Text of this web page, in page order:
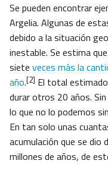
Se pueden encontrar
Argelia. Algunas de
debido a la situación
inestable. Se estima
siete veces más la
año.[2] El total estimado
durar otros 20 años.
lo que no lo podemos
En tan solo unas
acumulación que se dio
millones de años, de